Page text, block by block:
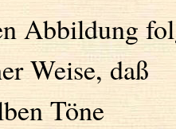
Abbildung
Weise, daß
Töne